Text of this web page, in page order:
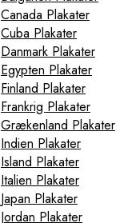
Canada Plakater
Cuba Plakater
Danmark Plakater
Egypten Plakater
Finland Plakater
Frankrig Plakater
Grækenland Plakater
Indien Plakater
Island Plakater
Italien Plakater
Japan Plakater
Jordan Plakater